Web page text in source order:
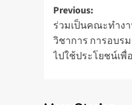
Post
Previous:
ร่วมเป็นคณะทำง
วิชาการ การอบร
ไปใช้ประโยชน์เ